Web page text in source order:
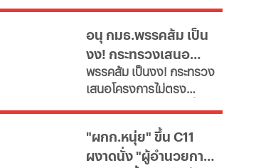
แรกจาก อาร์เซนอล ในการ
ล่าตัว "กิมาไรส์" ขณะที่ โค
โม่ ปิดดีล "ชาโลบาห์"
อนุ กมธ.พรรคส้ม เป็น
งง! กระทรวงเสนอ
โครงการไม่ตรงภารกิจ
พรรคส้ม เป็นงง! กระทรวง
เสนอโครงการไม่ตรง
เครื่องอบกล้วยตาก-
สปก.ซื้อเครื่องทำลูกชิ้น-
ตัดตะไคร้ - แฉ! รองปลัด
"ผกก.หนุ่ย" ขึ้น C11
ผงาดนั่ง "ผู้อำนวยการ